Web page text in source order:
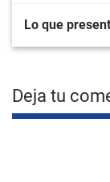
Lo que
Deja tu